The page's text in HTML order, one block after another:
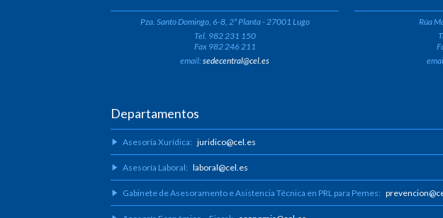
Pza. Santo Domingo, 6-8, 2ª Planta - 27001 Lugo
Tel. 982 231 150
Fax 982 246 211
email:sedecentral@cel.es
Rúa
Departamentos
Asesoría Xurídica: juridico@cel.es
Asesoría Laboral: laboral@cel.es
Gabinete de Asesoramento e Asistencia Técnica en PRL para Pemes: